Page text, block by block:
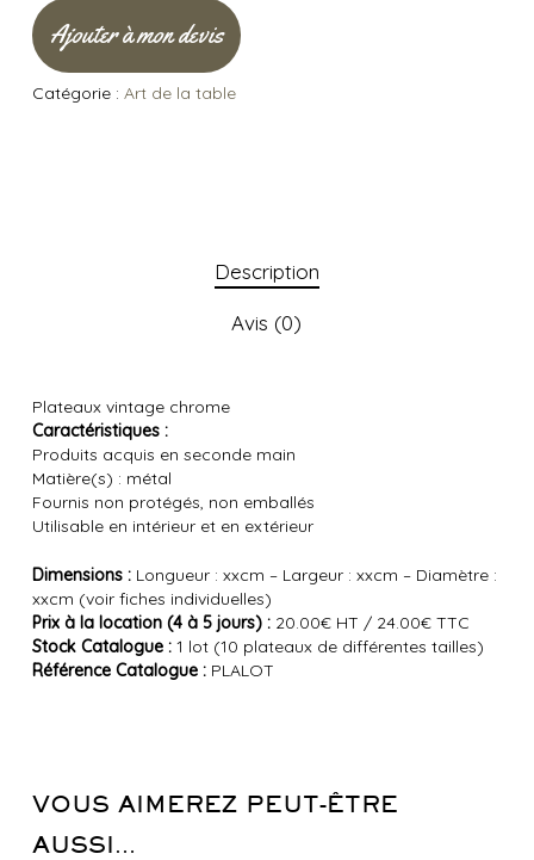
Ajouter à mon devis
Catégorie : Art de la table
Description
Avis (0)
Plateaux vintage chrome
Caractéristiques :
Produits acquis en seconde main
Matière(s) : métal
Fournis non protégés, non emballés
Utilisable en intérieur et en extérieur
Dimensions :Longueur : xxcm – Largeur : xxcm – Diamètre :
xxcm (voir fiches individuelles)
Prix à la location (4 à 5 jours) :20.00€ HT / 24.00€ TTC
Stock Catalogue :1 lot (10 plateaux de différentes tailles)
Référence Catalogue :PLALOT
VOUS AIMEREZ PEUT-ÊTRE
AUSSI…